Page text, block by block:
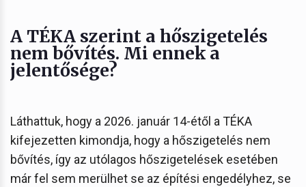
A TÉKA szerint a hőszigetelés
nem bővítés. Mi ennek a
jelentősége?
Láthattuk, hogy a 2026. január 14-étől a TÉKA
kifejezetten kimondja, hogy a hőszigetelés nem
bővítés, így az utólagos hőszigetelések esetében
már fel sem merülhet se az építési engedélyhez, se